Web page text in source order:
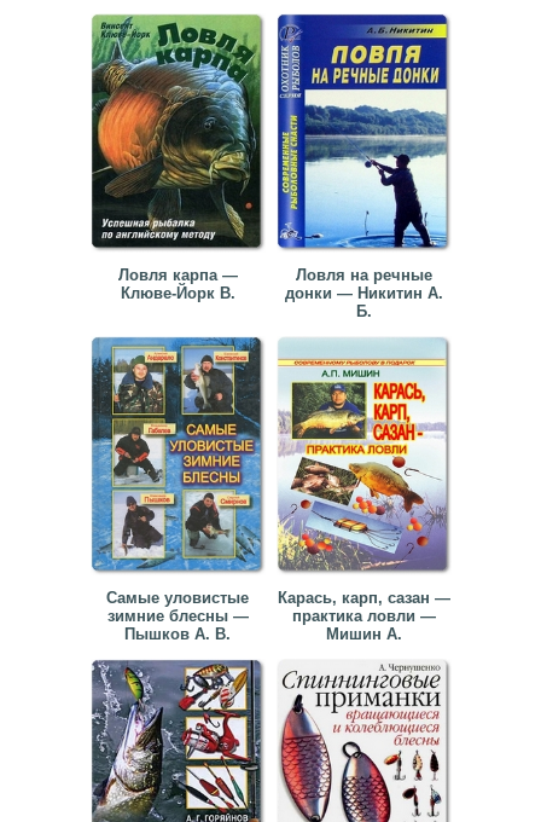
Ловля карпа —
Клюве-Йорк В.
Ловля на речные
донки — Никитин А.
Б.
Самые уловистые
зимние блесны —
Пышков А. В.
Карась, карп, сазан —
практика ловли —
Мишин А.